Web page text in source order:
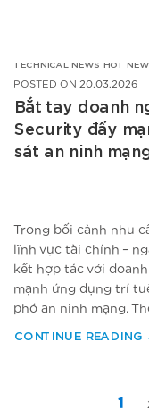
TECHNICAL NEWS HOT
POSTED ON 20.03.2026
Bắt tay doanh
Security đẩy
sát an ninh
Trong bối cảnh nhu
lĩnh vực tài chính –
kết hợp tác với
mạnh ứng dụng trí
phó an ninh mạng.
CONTINUE READING
1